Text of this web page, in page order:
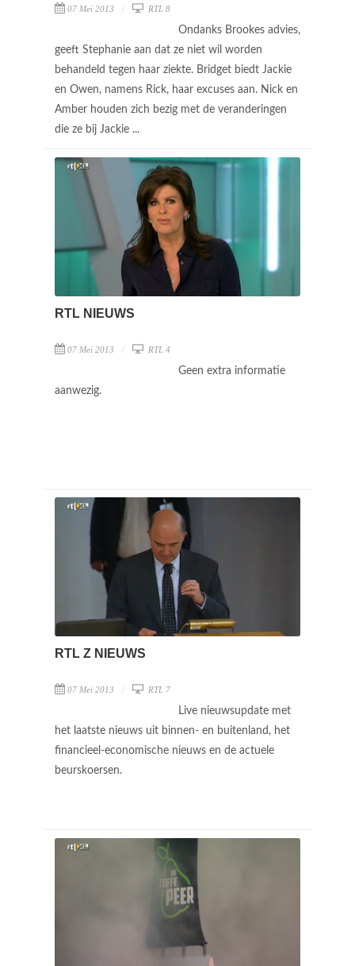
07 Mei 2013 RTL 8
Ondanks Brookes advies,
geeft Stephanie aan dat ze niet wil worden
behandeld tegen haar ziekte. Bridget biedt Jackie
en Owen, namens Rick, haar excuses aan. Nick en
Amber houden zich bezig met de veranderingen
die ze bij Jackie ...
RTL NIEUWS
07 Mei 2013 RTL 4
Geen extra informatie
aanwezig.
RTL Z NIEUWS
07 Mei 2013 RTL 7
Live nieuwsupdate met
het laatste nieuws uit binnen- en buitenland, het
financieel-economische nieuws en de actuele
beurskoersen.